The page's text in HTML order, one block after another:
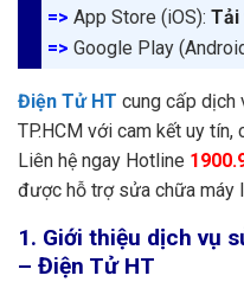
=> App Store (iOS): Tải
=> Google Play
Điện Tử HT cung cấp dịch
TP.HCM với cam kết uy tín,
Liên hệ ngay Hotline
được hỗ trợ sửa chữa máy
1. Giới thiệu dịch vụ
– Điện Tử HT